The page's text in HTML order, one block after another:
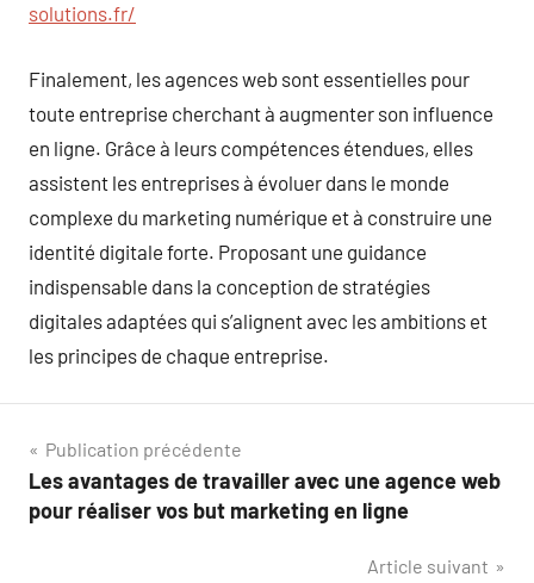
solutions.fr/
Finalement, les agences web sont essentielles pour
toute entreprise cherchant à augmenter son influence
en ligne. Grâce à leurs compétences étendues, elles
assistent les entreprises à évoluer dans le monde
complexe du marketing numérique et à construire une
identité digitale forte. Proposant une guidance
indispensable dans la conception de stratégies
digitales adaptées qui s’alignent avec les ambitions et
les principes de chaque entreprise.
Navigation
de
Publication précédente
Les avantages de travailler avec une agence web
pour réaliser vos but marketing en ligne
Article suivant